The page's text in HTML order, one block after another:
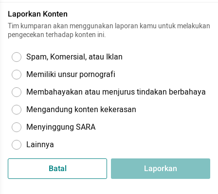
Laporkan Konten
Tim kumparan akan menggunakan laporan kamu untuk melakukan
pengecekan terhadap konten ini.
Spam, Komersial, atau Iklan
Memiliki unsur pornografi
Membahayakan atau menjurus tindakan berbahaya
Mengandung konten kekerasan
Menyinggung SARA
Lainnya
Batal Laporkan